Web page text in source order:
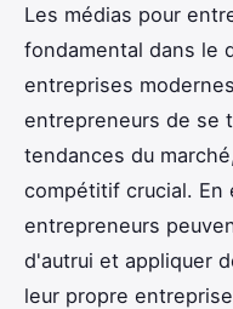
Les médias pour
fondamental dans le
entreprises
entrepreneurs de se
tendances du
compétitif crucial. En
entrepreneurs
d'autrui et appliquer
leur propre